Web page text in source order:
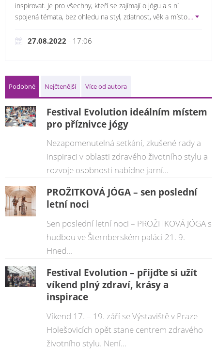
inspirovat. Je pro všechny, kteří se zajímají o jógu a s ní
spojená témata, bez ohledu na styl, zdatnost, věk a místo....
27.08.2022 - 17:06
Podobné Nejčtenější Více od autora
Festival Evolution ideálním místem
pro příznivce jógy
Nezapomenutelná setkání, zkušené rady a
inspiraci v oblasti zdravého životního stylu a
rozvoje osobnosti nabídne jarní...
PROŽITKOVÁ JÓGA – sen poslední
letní noci
Sen poslední letní noci – PROŽITKOVÁ JÓGA s
hudbou ve Šternberském paláci 21. 9.
Hned...
Festival Evolution – přijďte si užít
víkend plný zdraví, krásy a
inspirace
Víkend 17. – 19. září se Výstaviště v Praze
Holešovicích opět stane centrem zdravého
životního stylu. Není...